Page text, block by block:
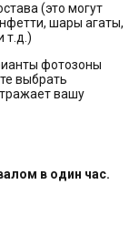
(это могут
шары агаты,
т.д.)
фотозоны
выбрать
вашу
в один час.